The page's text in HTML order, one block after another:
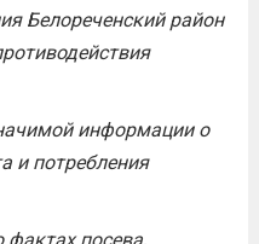
Белореченский район
информации о
и потребления